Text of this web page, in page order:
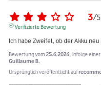
3/5
Verifizierte Bewertung
Ich habe Zweifel, ob der Akku neu
Bewertung vom25.6.2026 , infolge
Guillaume B.
Ursprünglich veröffentlicht auf